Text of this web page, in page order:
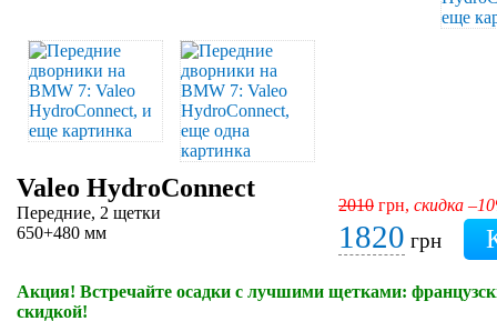
Valeo HydroConnect
Передние, 2 щетки
650+480 мм
2010 грн, скидка
1820 грн
Акция! Встречайте осадки с лучшими щетками:
скидкой!